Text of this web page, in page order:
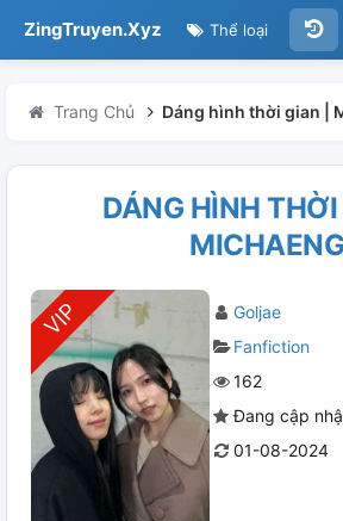
ZingTruyen.Xyz Thể loại
Trang Chủ Dáng hình thời gian |
DÁNG HÌNH THỜI
MICHAENG
Goljae
Fanfiction
162
Đang cập
01-08-2024